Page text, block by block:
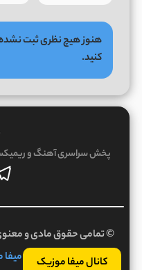
کانال میفا موزیک
هنوز هیچ نظری ثبت
کنید.
پخش سراسری آهنگ و
© تمامی حقوق مادی و
به